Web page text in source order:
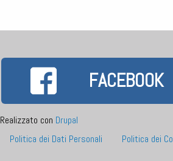
FACEBOOK
Realizzato con Drupal
Footer
Politica dei Dati Personali Politica dei